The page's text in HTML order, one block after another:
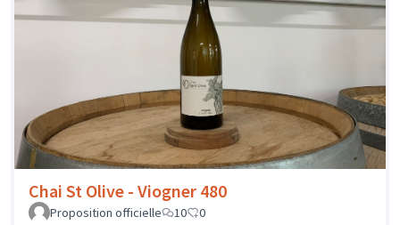
Chai St Olive - Viogner 480
Proposition officielle 10 0